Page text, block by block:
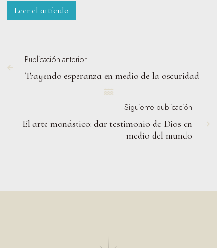
Leer el artículo

Publicación anterior
Trayendo esperanza en medio de la oscuridad

Siguiente publicación
El arte monástico: dar testimonio de Dios en
medio del mundo
